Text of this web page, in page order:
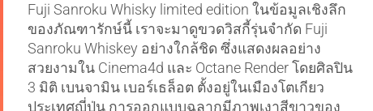
Fuji Sanroku Whisky limited edition ในข้อมูลเชิงลึก
ของภัณฑารักษ์นี้ เราจะมาดูขวดวิสกี้รุ่นจำกัด Fuji
Sanroku Whiskey อย่างใกล้ชิด ซึ่งแสดงผลอย่าง
สวยงามใน Cinema4d และ Octane Render โดยศิลปิน
3 มิติ เบนจามิน เบอร์เธล็อต ตั้งอยู่ในเมืองโตเกียว
ประเทศญี่ปุ่น การออกแบบฉลากมีภาพเงาสีขาวของ